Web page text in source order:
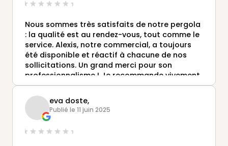
Nous sommes très satisfaits de notre pergola
: la qualité est au rendez-vous, tout comme le
service. Alexis, notre commercial, a toujours
été disponible et réactif à chacune de nos
sollicitations. Un grand merci pour son
professionnalisme ! Je recommande vivement.
eva doste,
Publié le 11 juin 2025